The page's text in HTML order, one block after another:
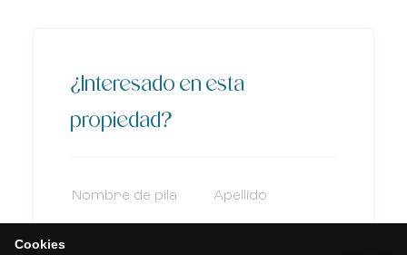
¿Interesado en esta
propiedad?
Cookies